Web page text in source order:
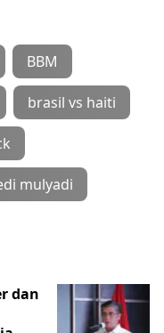
BBM
brasil vs haiti
mulyadi
dan